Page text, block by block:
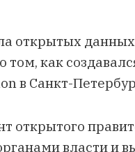
открытых
том, как
в Санкт-
открытого
власти и